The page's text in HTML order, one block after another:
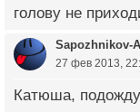
голову не
Sapozhnikov-
27 фев 2013,
Катюша,